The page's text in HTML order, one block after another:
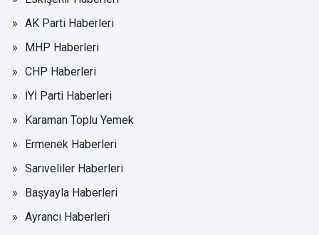
AK Parti Haberleri
MHP Haberleri
CHP Haberleri
İYİ Parti Haberleri
Karaman Toplu Yemek
Ermenek Haberleri
Sarıveliler Haberleri
Başyayla Haberleri
Ayrancı Haberleri